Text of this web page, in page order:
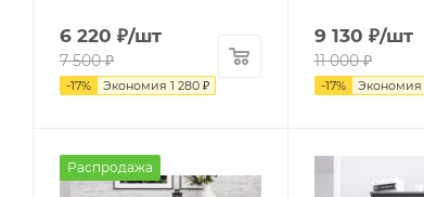
6 220 ₽/шт
7 500₽
-17% Экономия 1 280 ₽
9 130 ₽/шт
11 000₽
-17% Экономия
Распродажа